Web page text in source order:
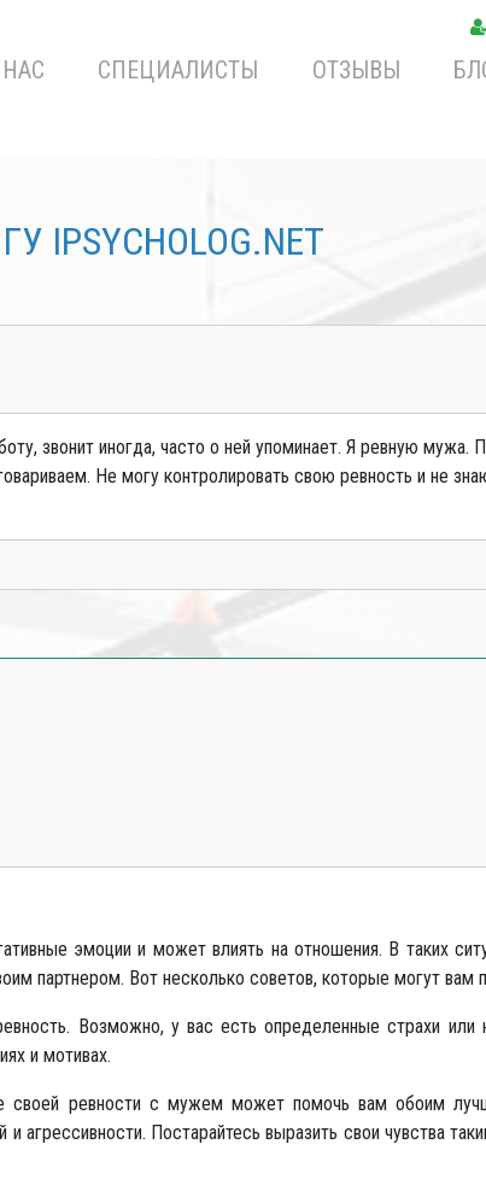
СПЕЦИАЛИСТЫ ОТЗЫВЫ
звонит иногда, часто о ней упоминает. Я ревную мужа.
Не могу контролировать свою ревность и не
эмоции и может влиять на отношения. В таких
партнером. Вот несколько советов, которые могут вам
Возможно, у вас есть определенные страхи или
и мотивах.
своей ревности с мужем может помочь вам обоим
агрессивности. Постарайтесь выразить свои чувства